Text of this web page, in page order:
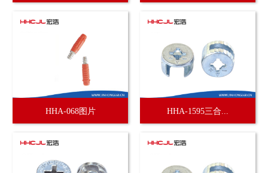
HHA-068图片 HHA-1595三合...